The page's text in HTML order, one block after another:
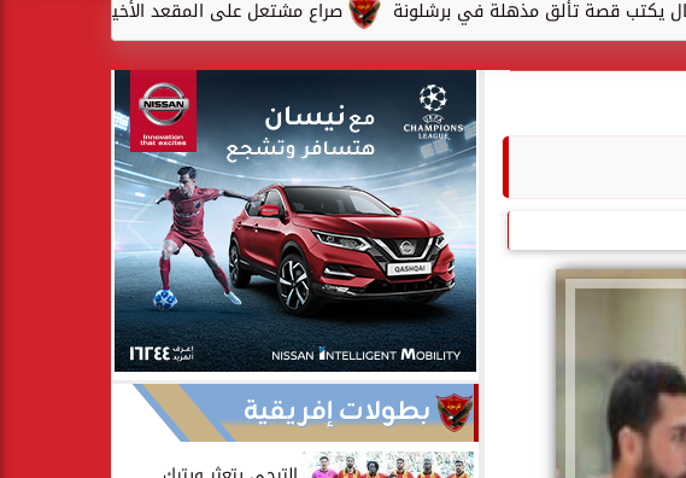
صراع مشتعل على المقعد الأخير في كأس السوبر
تألق مذهلة في برشلونة
بطولات إفريقية